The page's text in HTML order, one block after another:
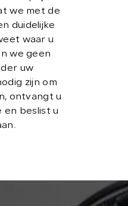
we met de
duidelijke
waar u
we geen
uw
zijn om
ontvangt u
beslist u